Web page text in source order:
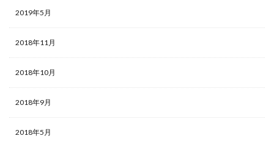
2019年5月
2018年11月
2018年10月
2018年9月
2018年5月